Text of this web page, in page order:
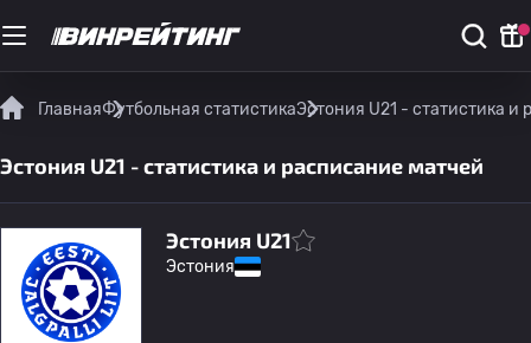
ГлавнаяФутбольная статистикаЭстония U21 - статистика и
Эстония U21 - статистика и расписание матчей
Эстония U21
Эстония